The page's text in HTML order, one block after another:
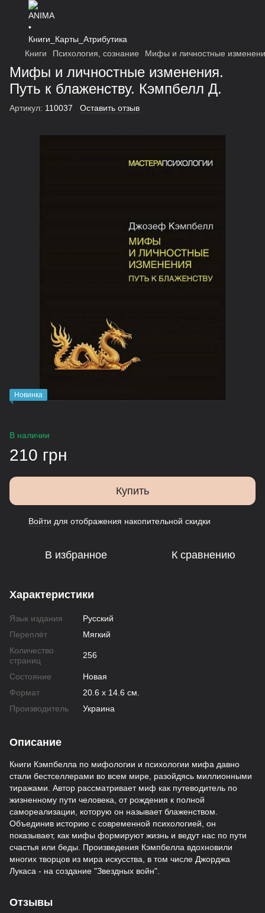
Книги Психология, сознание Мифы и личностные
Мифы и личностные изменения.
Путь к блаженству. Кэмпбелл Д.
Артикул: 110037 Оставить отзыв
Новинка
В наличии
210 грн
Купить
Войти для отображения накопительной скидки
В избранное К сравнению
Характеристики
Язык издания
Русский
Переплёт
Мягкий
Количество
страниц
256
Состояние
Новая
Формат
20.6 х 14.6 см.
Производитель
Украина
Описание
Книги Кэмпбелла по мифологии и психологии мифа давно
стали бестселлерами во всем мире, разойдясь миллионными
тиражами. Автор рассматривает миф как путеводитель по
жизненному пути человека, от рождения к полной
самореализации, которую он называет блаженством.
Объединив историю с современной психологией, он
показывает, как мифы формируют жизнь и ведут нас по пути
счастья или беды. Произведения Кэмпбелла вдохновили
многих творцов из мира искусства, в том числе Джорджа
Лукаса - на создание "Звездных войн".
Отзывы